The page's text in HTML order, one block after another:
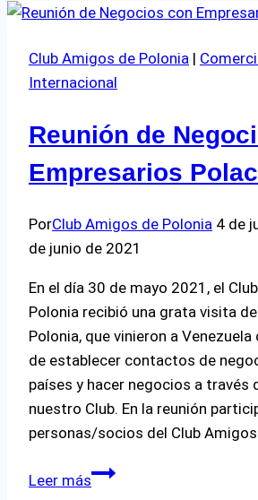
Club Amigos de Polonia |
Internacional
Reunión de
Empresarios
PorClub Amigos de Polonia 4 de
de junio de 2021
En el día 30 de mayo 2021, el
Polonia recibió una grata visita
Polonia, que vinieron a
de establecer contactos de
países y hacer negocios a través
nuestro Club. En la reunión
personas/socios del Club
Leer másReunión